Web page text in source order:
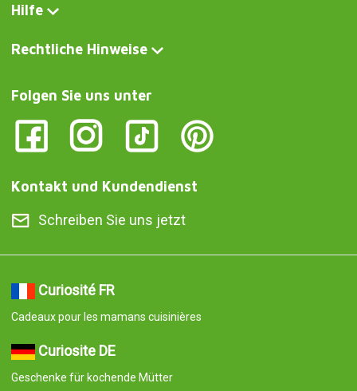
Hilfe
Rechtliche Hinweise
Folgen Sie uns unter
Kontakt und Kundendienst
Schreiben Sie uns jetzt
Curiosité FR
Cadeaux pour les mamans cuisinières
Curiosite DE
Geschenke für kochende Mütter